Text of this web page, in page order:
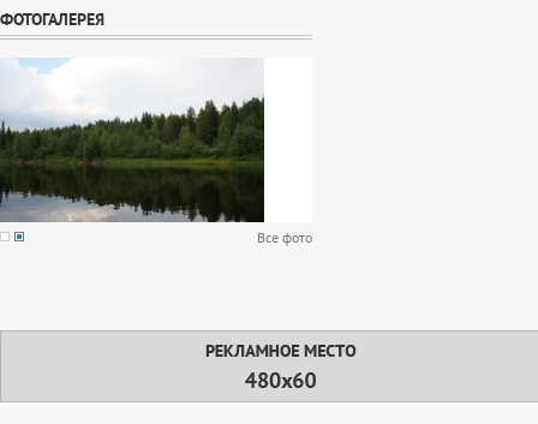
ФОТОГАЛЕРЕЯ
Все фото